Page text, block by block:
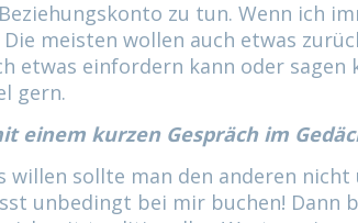
zu tun. Wenn ich
meisten wollen auch etwas
etwas einfordern kann oder
gern.
einem kurzen Gespräch im
willen sollte man den anderen
unbedingt bei mir buchen! Dann